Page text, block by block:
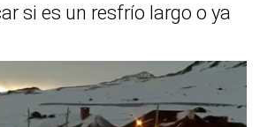
si es un resfrío largo o ya